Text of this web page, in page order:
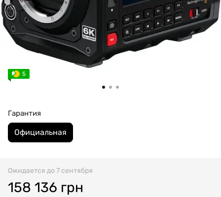
5
Гарантия
Официальная
Ожидается до 7 сентября
158 136 грн